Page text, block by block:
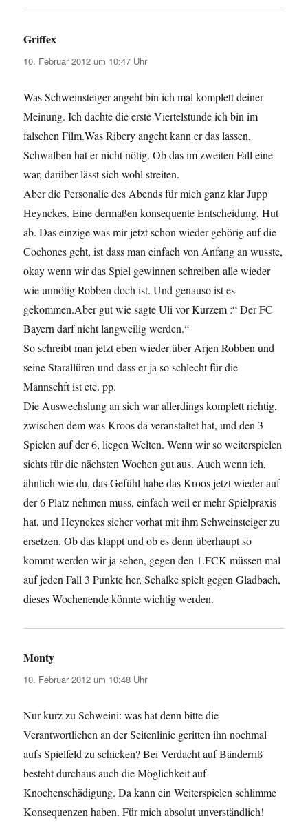
Griffex
10. Februar 2012 um 10:47 Uhr
Was Schweinsteiger angeht bin ich mal komplett deiner
Meinung. Ich dachte die erste Viertelstunde ich bin im
falschen Film.Was Ribery angeht kann er das lassen,
Schwalben hat er nicht nötig. Ob das im zweiten Fall eine
war, darüber lässt sich wohl streiten.
Aber die Personalie des Abends für mich ganz klar Jupp
Heynckes. Eine dermaßen konsequente Entscheidung, Hut
ab. Das einzige was mir jetzt schon wieder gehörig auf die
Cochones geht, ist dass man einfach von Anfang an wusste,
okay wenn wir das Spiel gewinnen schreiben alle wieder
wie unnötig Robben doch ist. Und genauso ist es
gekommen.Aber gut wie sagte Uli vor Kurzem :“ Der FC
Bayern darf nicht langweilig werden.“
So schreibt man jetzt eben wieder über Arjen Robben und
seine Starallüren und dass er ja so schlecht für die
Mannschft ist etc. pp.
Die Auswechslung an sich war allerdings komplett richtig,
zwischen dem was Kroos da veranstaltet hat, und den 3
Spielen auf der 6, liegen Welten. Wenn wir so weiterspielen
siehts für die nächsten Wochen gut aus. Auch wenn ich,
ähnlich wie du, das Gefühl habe das Kroos jetzt wieder auf
der 6 Platz nehmen muss, einfach weil er mehr Spielpraxis
hat, und Heynckes sicher vorhat mit ihm Schweinsteiger zu
ersetzen. Ob das klappt und ob es denn überhaupt so
kommt werden wir ja sehen, gegen den 1.FCK müssen mal
auf jeden Fall 3 Punkte her, Schalke spielt gegen Gladbach,
dieses Wochenende könnte wichtig werden.
Monty
10. Februar 2012 um 10:48 Uhr
Nur kurz zu Schweini: was hat denn bitte die
Verantwortlichen an der Seitenlinie geritten ihn nochmal
aufs Spielfeld zu schicken? Bei Verdacht auf Bänderriß
besteht durchaus auch die Möglichkeit auf
Knochenschädigung. Da kann ein Weiterspielen schlimme
Konsequenzen haben. Für mich absolut unverständlich!